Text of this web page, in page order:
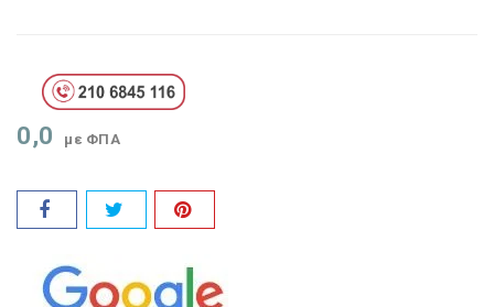
0,0 με ΦΠΑ